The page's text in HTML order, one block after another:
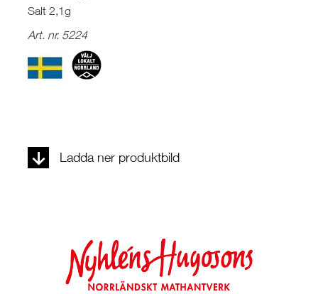
Salt 2,1g
Art. nr. 5224
Ladda ner produktbild